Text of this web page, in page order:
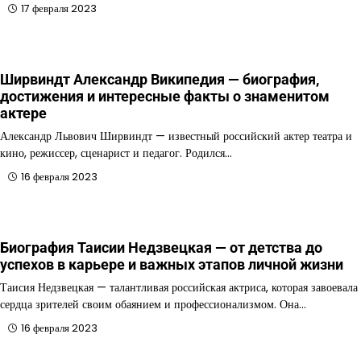
17 февраля 2023
Ширвиндт Александр Википедия — биография,
достижения и интересные факты о знаменитом
актере
Александр Львович Ширвиндт — известный российский актер театра и
кино, режиссер, сценарист и педагог. Родился…
16 февраля 2023
Биография Таисии Недзвецкая — от детства до
успехов в карьере и важных этапов личной жизни
Таисия Недзвецкая — талантливая российская актриса, которая завоевала
сердца зрителей своим обаянием и профессионализмом. Она…
16 февраля 2023